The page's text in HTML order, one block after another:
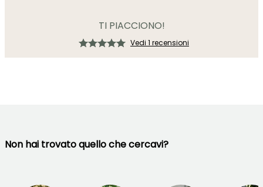
TI PIACCIONO!
Vedi 1 recensioni
Non hai trovato quello che cercavi?